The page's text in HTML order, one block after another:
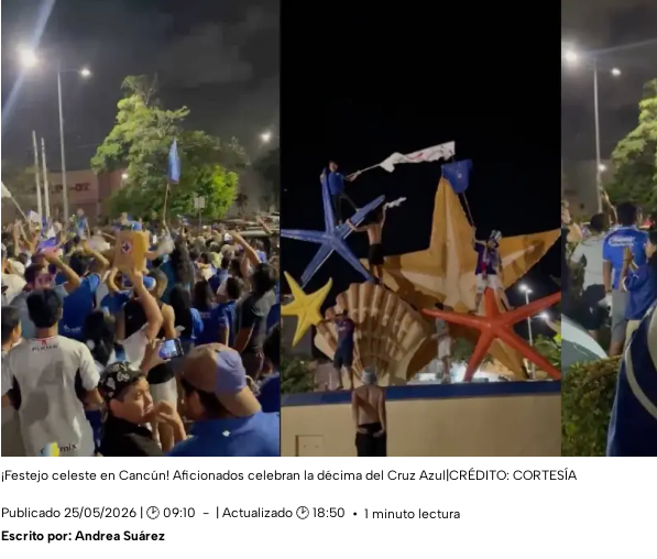
¡Festejo celeste en Cancún! Aficionados celebran la décima del Cruz Azul|CRÉDITO: CORTESÍA
Publicado 25/05/2026 | 🕑 09:10 | Actualizado 🕑 18:50
1 minuto lectura
Escrito por: Andrea Suárez